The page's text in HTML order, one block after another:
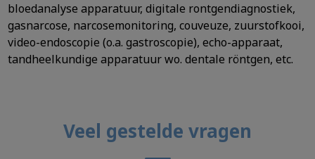
bloedanalyse apparatuur, digitale rontgendiagnostiek,
gasnarcose, narcosemonitoring, couveuze, zuurstofkooi,
video-endoscopie (o.a. gastroscopie), echo-apparaat,
tandheelkundige apparatuur wo. dentale röntgen, etc.
Veel gestelde vragen